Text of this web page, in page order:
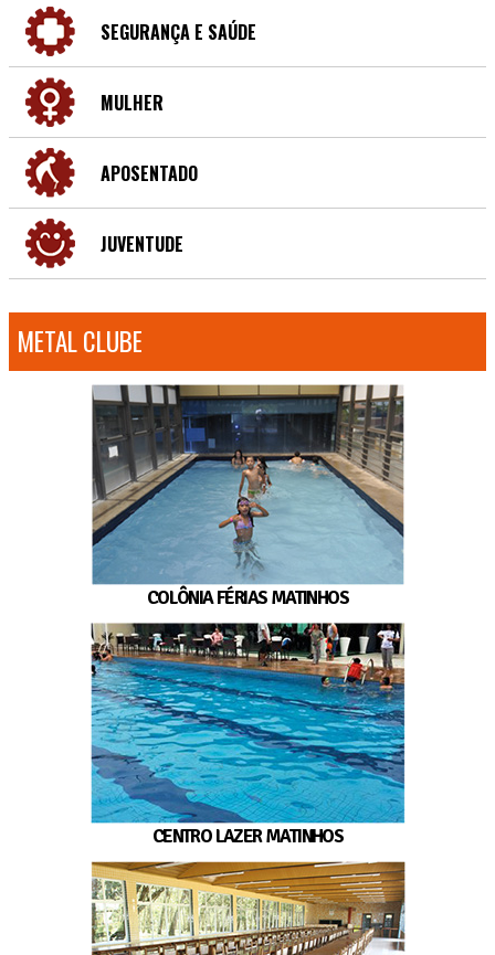
SEGURANÇA E SAÚDE
MULHER
APOSENTADO
JUVENTUDE
METAL CLUBE
COLÔNIA FÉRIAS MATINHOS
CENTRO LAZER MATINHOS